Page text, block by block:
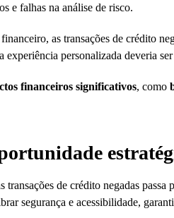
e falhas na análise de risco.
as transações de crédito
experiência personalizada deveria
financeiros significativos, como
de crédito negadas
segurança e acessibilidade,